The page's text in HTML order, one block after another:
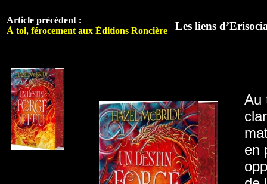
Article précédent :
À toi, férocement aux Éditions Roncière
Les liens
Au
en